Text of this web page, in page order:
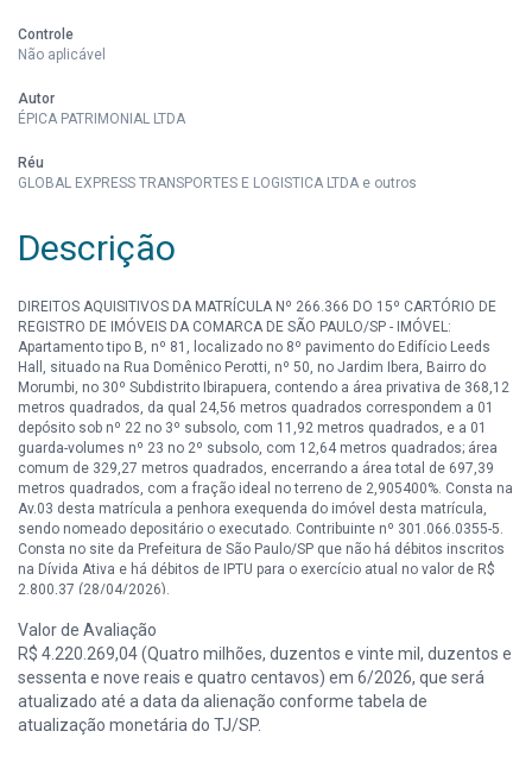
Controle
Não aplicável
Autor
ÉPICA PATRIMONIAL LTDA
Réu
GLOBAL EXPRESS TRANSPORTES E LOGISTICA LTDA e outros
Descrição
DIREITOS AQUISITIVOS DA MATRÍCULA Nº 266.366 DO 15º CARTÓRIO DE
REGISTRO DE IMÓVEIS DA COMARCA DE SÃO PAULO/SP - IMÓVEL:
Apartamento tipo B, nº 81, localizado no 8º pavimento do Edifício Leeds
Hall, situado na Rua Domênico Perotti, nº 50, no Jardim Ibera, Bairro do
Morumbi, no 30º Subdistrito Ibirapuera, contendo a área privativa de 368,12
metros quadrados, da qual 24,56 metros quadrados correspondem a 01
depósito sob nº 22 no 3º subsolo, com 11,92 metros quadrados, e a 01
guarda-volumes nº 23 no 2º subsolo, com 12,64 metros quadrados; área
comum de 329,27 metros quadrados, encerrando a área total de 697,39
metros quadrados, com a fração ideal no terreno de 2,905400%. Consta na
Av.03 desta matrícula a penhora exequenda do imóvel desta matrícula,
sendo nomeado depositário o executado. Contribuinte nº 301.066.0355-5.
Consta no site da Prefeitura de São Paulo/SP que não há débitos inscritos
na Dívida Ativa e há débitos de IPTU para o exercício atual no valor de R$
2.800,37 (28/04/2026).
DIREITOS AQUISITIVOS DA MATRÍCULA Nº 266.367 DO 15º CARTÓRIO DE
REGISTRO DE IMÓVEIS DA COMARCA DE SÃO PAULO/SP - IMÓVEL: Vaga de
garagem nº 72M, de tamanho "M", localizada no 2º subsolo do Edifício
Leeds Hall, situado na Rua Domênico Perotti nº 50, no Jardim Iberá, Bairro
do Morumbi, no 30º Subdistrito Ibirapuera, possuindo a área privativa de
12,50 metros quadrados, área comum de 11,18 metros quadrados e a
Valor de Avaliação
R$ 4.220.269,04 (Quatro milhões, duzentos e vinte mil, duzentos e
sessenta e nove reais e quatro centavos) em 6/2026, que será
atualizado até a data da alienação conforme tabela de
atualização monetária do TJ/SP.